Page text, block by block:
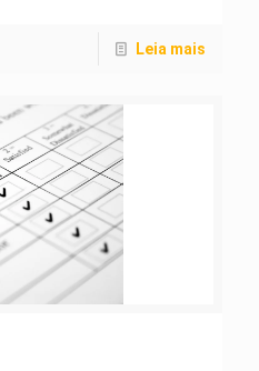
Leia mais